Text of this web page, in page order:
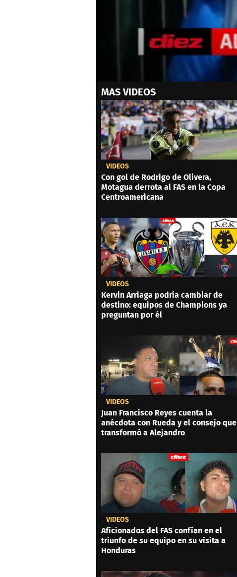
seconds
of
secondsVolume
0%
MAS VIDEOS
VIDEOS
Con gol de Rodrigo de Olivera,
Motagua derrota al FAS en la Copa
Centroamericana
VIDEOS
Kervin Arriaga podría cambiar de
destino: equipos de Champions ya
preguntan por él
VIDEOS
Juan Francisco Reyes cuenta la
anécdota con Rueda y el consejo que
transformó a Alejandro
VIDEOS
Aficionados del FAS confían en el
triunfo de su equipo en su visita a
Honduras